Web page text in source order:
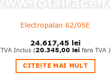
Electropalan 62/05E
24.617,45 lei
TVA Inclus (20.345,00 leifara TVA )
CITEȘTE MAI MULT